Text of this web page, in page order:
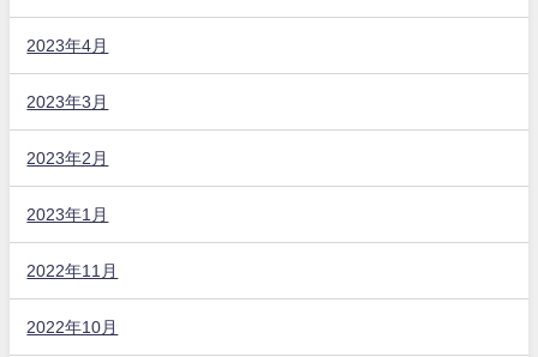
2023年4月
2023年3月
2023年2月
2023年1月
2022年11月
2022年10月